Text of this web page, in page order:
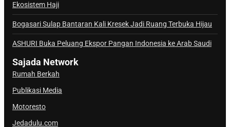
l
j
d
a
Ekosistem Haji
Bogasari Sulap Bantaran Kali Kresek Jadi Ruang Terbuka Hijau
ASHURI Buka Peluang Ekspor Pangan Indonesia ke Arab Saudi
Sajada Network
Rumah Berkah
Publikasi Media
Motoresto
Jedadulu.com